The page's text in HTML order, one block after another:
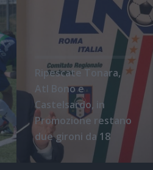
Ripescate Tonara,
Atl Bono e
Castelsardo, in
Promozione restano
due gironi da 18